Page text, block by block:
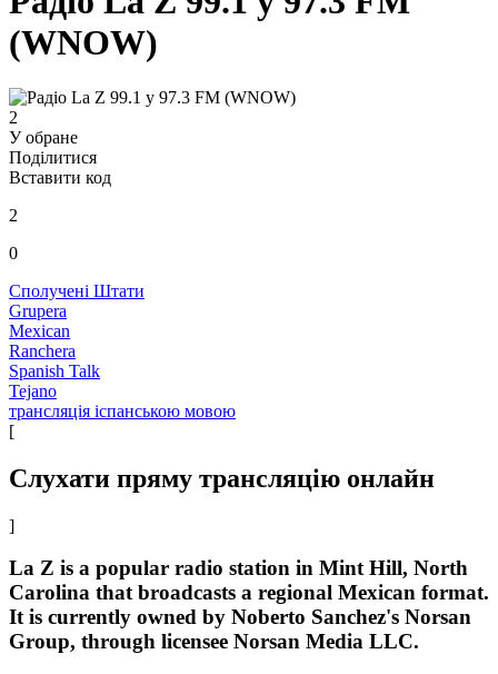
(WNOW)
2
У обране
Поділитися
Вставити код
2
0
Сполучені Штати
Grupera
Mexican
Ranchera
Spanish Talk
Tejano
трансляція іспанською мовою
[
Слухати пряму трансляцію онлайн
]
La Z is a popular radio station in Mint Hill, North
Carolina that broadcasts a regional Mexican format.
It is currently owned by Noberto Sanchez's Norsan
Group, through licensee Norsan Media LLC.